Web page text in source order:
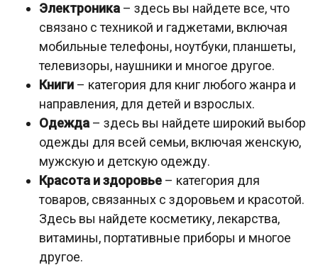
Электроника – здесь вы найдете все, что
связано с техникой и гаджетами, включая
мобильные телефоны, ноутбуки, планшеты,
телевизоры, наушники и многое другое.
Книги – категория для книг любого жанра и
направления, для детей и взрослых.
Одежда – здесь вы найдете широкий выбор
одежды для всей семьи, включая женскую,
мужскую и детскую одежду.
Красота и здоровье – категория для
товаров, связанных с здоровьем и красотой.
Здесь вы найдете косметику, лекарства,
витамины, портативные приборы и многое
другое.